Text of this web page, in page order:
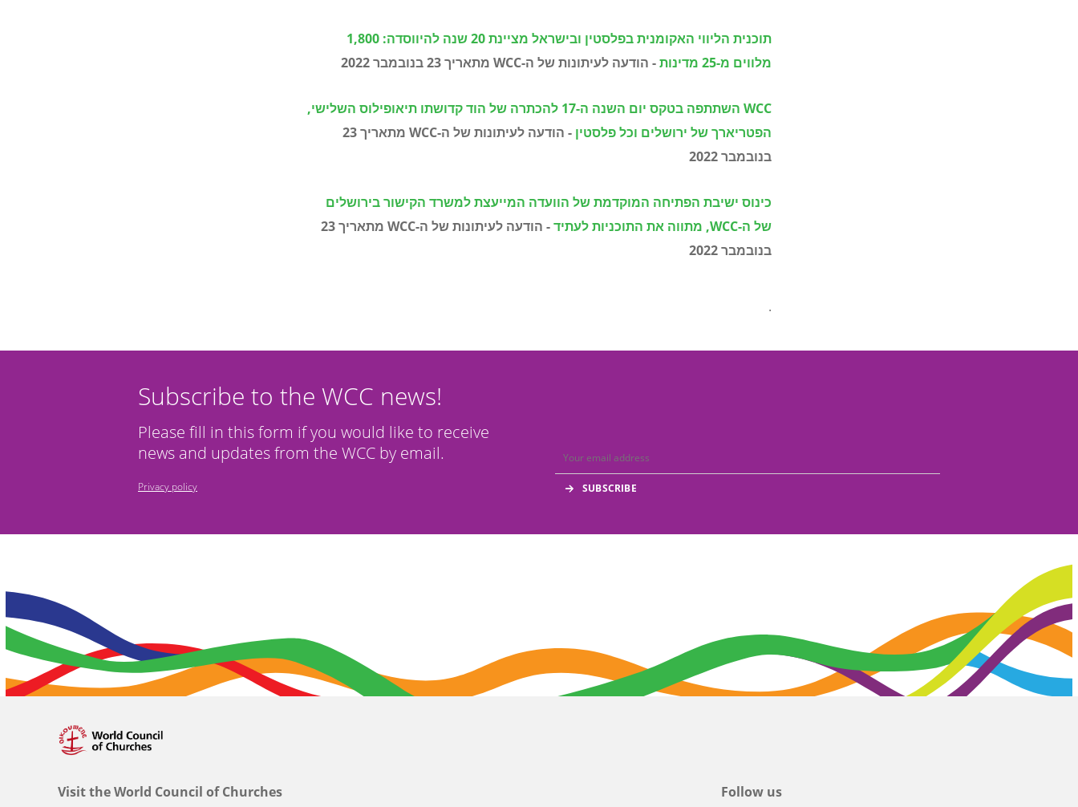
תוכנית הליווי האקומנית בפלסטין ובישראל מציינת 20 שנה להיווסדה: 1,800
מלווים מ-25 מדינות
- הודעה לעיתונות של ה-WCC מתאריך 23 בנובמבר 2022
WCC
השתתפה בטקס יום השנה ה-17 להכתרה של הוד קדושתו תיאופילוס השלישי,
הפטריארך של ירושלים וכל פלסטין - הודעה לעיתונות של ה-WCC
מתאריך 23
בנובמבר 2022
כינוס ישיבת הפתיחה המוקדמת של הוועדה המייעצת למשרד הקישור בירושלים
של ה-WCC, מתווה את התוכניות לעתיד- הודעה לעיתונות של ה-WCC
מתאריך 23
בנובמבר 2022
.
Subscribe to the WCC news!
Please fill in this form if you would like to receive
news and updates from the WCC by email.
Privacy policy
Visit the World Council of Churches Follow us